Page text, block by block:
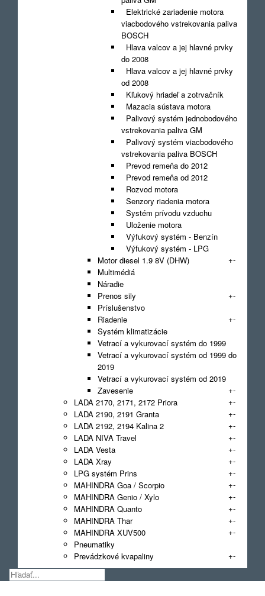
Elektrické zariadenie motora
viacbodového vstrekovania paliva
BOSCH
Hlava valcov a jej hlavné prvky
do 2008
Hlava valcov a jej hlavné prvky
od 2008
Kľukový hriadeľ a zotrvačník
Mazacia sústava motora
Palivový systém jednobodového
vstrekovania paliva GM
Palivový systém viacbodového
vstrekovania paliva BOSCH
Prevod remeňa do 2012
Prevod remeňa od 2012
Rozvod motora
Senzory riadenia motora
Systém prívodu vzduchu
Uloženie motora
Výfukový systém - Benzín
Výfukový systém - LPG
Motor diesel 1.9 8V (DHW)
+-
Multimédiá
Náradie
Prenos sily
+-
Príslušenstvo
Riadenie
+-
Systém klimatizácie
Vetrací a vykurovací systém do 1999
Vetrací a vykurovací systém od 1999 do
2019
Vetrací a vykurovací systém od 2019
Zavesenie
+-
LADA 2170, 2171, 2172 Priora
+-
LADA 2190, 2191 Granta
+-
LADA 2192, 2194 Kalina 2
+-
LADA NIVA Travel
+-
LADA Vesta
+-
LADA Xray
+-
LPG systém Prins
+-
MAHINDRA Goa / Scorpio
+-
MAHINDRA Genio / Xylo
+-
MAHINDRA Quanto
+-
MAHINDRA Thar
+-
MAHINDRA XUV500
+-
Pneumatiky
Prevádzkové kvapaliny
+-